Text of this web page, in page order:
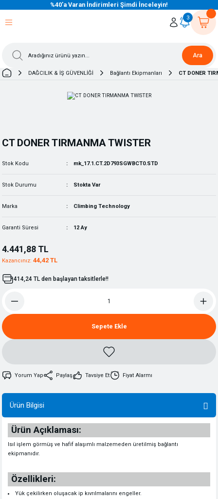
%40’a Varan İndirimleri Şimdi İnceleyin!
Ara
3
DAĞCILIK & İŞ GÜVENLİĞİ Bağlantı Ekipmanları CT DONER
CT DONER TIRMANMA TWISTER
Stok Kodu mk_17.1.CT.2D793SGWBCT0.STD
Stok Durumu Stokta Var
Marka Climbing Technology
Garanti Süresi 12 Ay
4.441,88 TL
Kazancınız: 44,42 TL
414,24 TL den başlayan taksitlerle!!
Sepete Ekle
Yorum Yap Paylaş Tavsiye Et Fiyat Alarmı
Ürün Bilgisi
Ürün Açıklaması:
Isıl işlem görmüş ve hafif alaşımlı malzemeden üretilmiş bağlantı
ekipmanıdır.
Özellikleri:
Yük çekilirken oluşacak ip kıvrılmalarını engeller.